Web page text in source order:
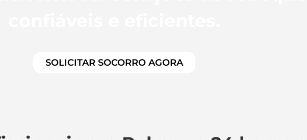
SOLICITAR SOCORRO AGORA